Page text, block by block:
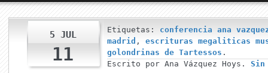
5 JUL
11
Etiquetas: conferencia ana
madrid , escrituras megaliticas
golondrinas de Tartessos .
Escrito por Ana Vázquez Hoys. Sin